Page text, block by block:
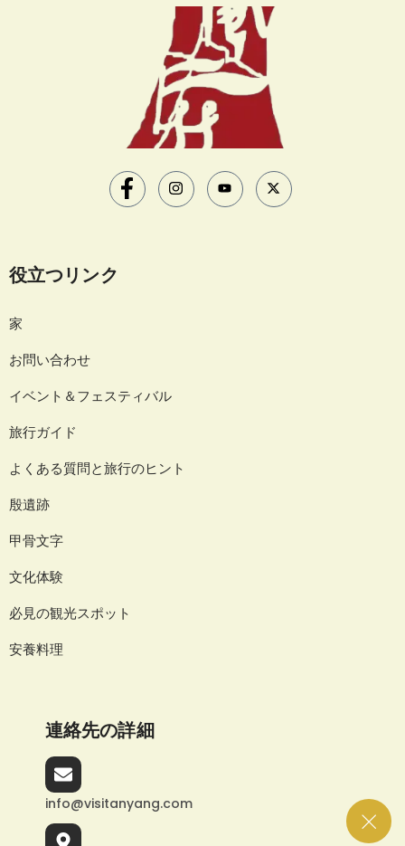
役立つリンク
家
お問い合わせ
イベント＆フェスティバル
旅行ガイド
よくある質問と旅行のヒント
殷遺跡
甲骨文字
文化体験
必見の観光スポット
安養料理
連絡先の詳細
info@visitanyang.com